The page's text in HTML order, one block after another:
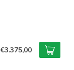
€3.375,00